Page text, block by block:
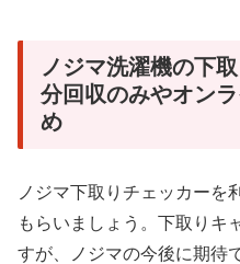
ノジマ洗濯機の下
分回収のみやオン
め
ノジマ下取りチェッカーを
もらいましょう。下取りキ
すが、ノジマの今後に期待